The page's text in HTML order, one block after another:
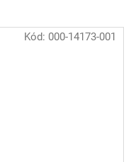
Kód: 000-14173-001